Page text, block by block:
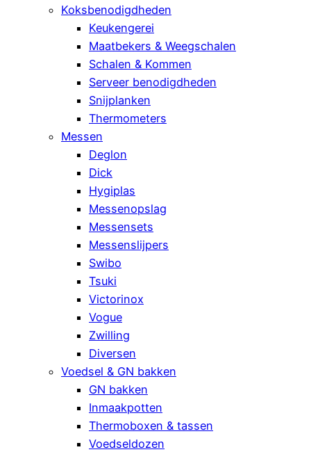
Koksbenodigdheden
Keukengerei
Maatbekers & Weegschalen
Schalen & Kommen
Serveer benodigdheden
Snijplanken
Thermometers
Messen
Deglon
Dick
Hygiplas
Messenopslag
Messensets
Messenslijpers
Swibo
Tsuki
Victorinox
Vogue
Zwilling
Diversen
Voedsel & GN bakken
GN bakken
Inmaakpotten
Thermoboxen & tassen
Voedseldozen